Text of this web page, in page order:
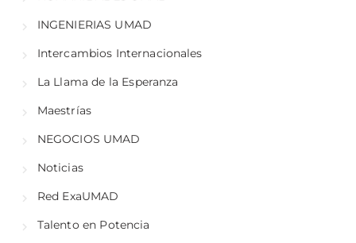
INGENIERIAS UMAD
Intercambios Internacionales
La Llama de la Esperanza
Maestrías
NEGOCIOS UMAD
Noticias
Red ExaUMAD
Talento en Potencia